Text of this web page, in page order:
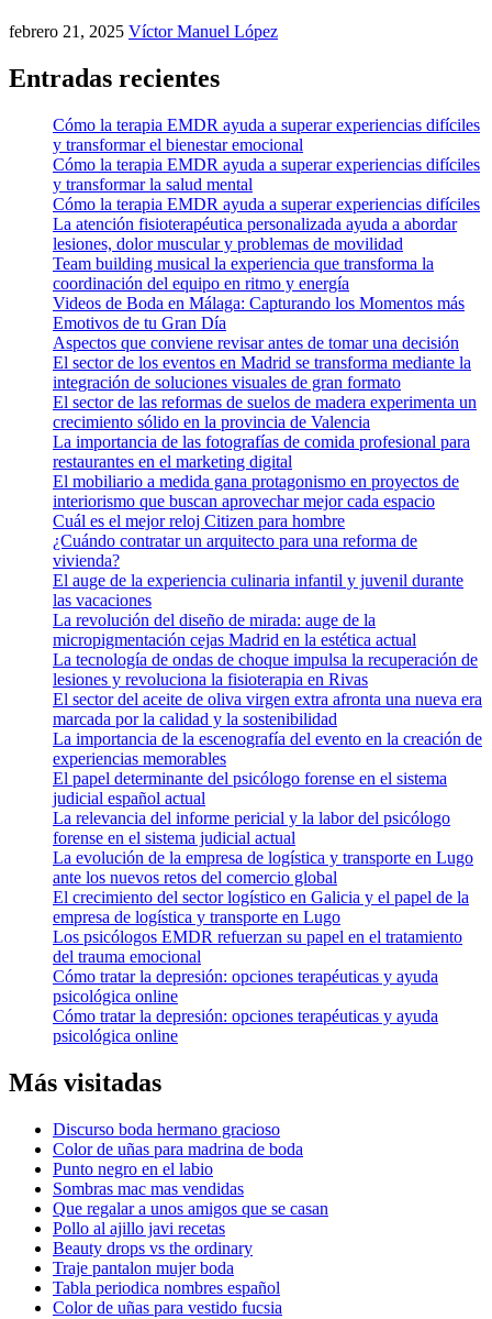
febrero 21, 2025 Víctor Manuel López
Entradas recientes
Cómo la terapia EMDR ayuda a superar experiencias difíciles
y transformar el bienestar emocional
Cómo la terapia EMDR ayuda a superar experiencias difíciles
y transformar la salud mental
Cómo la terapia EMDR ayuda a superar experiencias difíciles
La atención fisioterapéutica personalizada ayuda a abordar
lesiones, dolor muscular y problemas de movilidad
Team building musical la experiencia que transforma la
coordinación del equipo en ritmo y energía
Videos de Boda en Málaga: Capturando los Momentos más
Emotivos de tu Gran Día
Aspectos que conviene revisar antes de tomar una decisión
El sector de los eventos en Madrid se transforma mediante la
integración de soluciones visuales de gran formato
El sector de las reformas de suelos de madera experimenta un
crecimiento sólido en la provincia de Valencia
La importancia de las fotografías de comida profesional para
restaurantes en el marketing digital
El mobiliario a medida gana protagonismo en proyectos de
interiorismo que buscan aprovechar mejor cada espacio
Cuál es el mejor reloj Citizen para hombre
¿Cuándo contratar un arquitecto para una reforma de
vivienda?
El auge de la experiencia culinaria infantil y juvenil durante
las vacaciones
La revolución del diseño de mirada: auge de la
micropigmentación cejas Madrid en la estética actual
La tecnología de ondas de choque impulsa la recuperación de
lesiones y revoluciona la fisioterapia en Rivas
El sector del aceite de oliva virgen extra afronta una nueva era
marcada por la calidad y la sostenibilidad
La importancia de la escenografía del evento en la creación de
experiencias memorables
El papel determinante del psicólogo forense en el sistema
judicial español actual
La relevancia del informe pericial y la labor del psicólogo
forense en el sistema judicial actual
La evolución de la empresa de logística y transporte en Lugo
ante los nuevos retos del comercio global
El crecimiento del sector logístico en Galicia y el papel de la
empresa de logística y transporte en Lugo
Los psicólogos EMDR refuerzan su papel en el tratamiento
del trauma emocional
Cómo tratar la depresión: opciones terapéuticas y ayuda
psicológica online
Cómo tratar la depresión: opciones terapéuticas y ayuda
psicológica online
Más visitadas
Discurso boda hermano gracioso
Color de uñas para madrina de boda
Punto negro en el labio
Sombras mac mas vendidas
Que regalar a unos amigos que se casan
Pollo al ajillo javi recetas
Beauty drops vs the ordinary
Traje pantalon mujer boda
Tabla periodica nombres español
Color de uñas para vestido fucsia